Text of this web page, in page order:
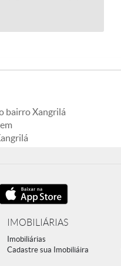
bairro Xangrilá
IMOBILIÁRIAS
Imobiliárias
Cadastre sua Imobiliáira